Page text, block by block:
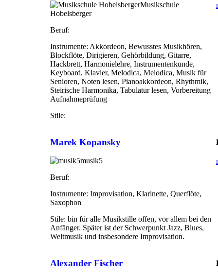
Musikschule
Hobelsberger
Beruf:
Instrumente: Akkordeon, Bewusstes Musikhören,
Blockflöte, Dirigieren, Gehörbildung, Gitarre,
Hackbrett, Harmonielehre, Instrumentenkunde,
Keyboard, Klavier, Melodica, Melodica, Musik für
Senioren, Noten lesen, Pianoakkordeon, Rhythmik,
Steirische Harmonika, Tabulatur lesen, Vorbereitung
Aufnahmeprüfung
Stile:
Marek Kopansky
musik5
Beruf:
Instrumente: Improvisation, Klarinette, Querflöte,
Saxophon
Stile: bin für alle Musikstille offen, vor allem bei den
Anfänger. Später ist der Schwerpunkt Jazz, Blues,
Weltmusik und insbesondere Improvisation.
Alexander Fischer